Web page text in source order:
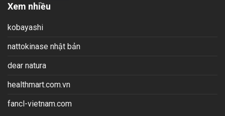
Xem nhiều
kobayashi
nattokinase nhật bản
dear natura
healthmart.com.vn
fancl-vietnam.com